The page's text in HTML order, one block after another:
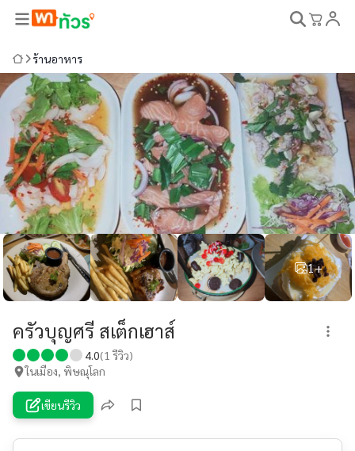
ร้านอาหาร
1+
ครัวบุญศรี สเต็กเฮาส์
4.0(1 รีวิว)
ในเมือง, พิษณุโลก
เขียนรีวิว